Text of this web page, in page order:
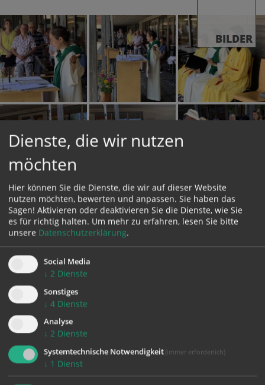
BILDER
Dienste, die wir nutzen
möchten
Hier können Sie die Dienste, die wir auf dieser Website
nutzen möchten, bewerten und anpassen. Sie haben das
Sagen! Aktivieren oder deaktivieren Sie die Dienste, wie Sie
es für richtig halten. Um mehr zu erfahren, lesen Sie bitte
unsere Datenschutzerklärung.
Social Media
↓ 2 Dienste
Sonstiges
↓ 4 Dienste
Analyse
↓ 2 Dienste
Systemtechnische Notwendigkeit (immer erforderlich)
↓ 1 Dienst